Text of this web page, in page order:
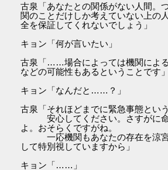
古泉「あなたとの関係がない人間。
関のことだけしか考えていない上の
全を保証してくれないでしょう」
キョン「何が言いたい」
古泉「……場合によっては機関によ
などの可能性もあるということです」
キョン「なんだと……？」
古泉「それほどまでに緊急事態とい
安心してください。さすがに命
よ。おそらくですがね。
一応機関もあなたの存在を涼宮
して特別視していますから」
キョン「……」